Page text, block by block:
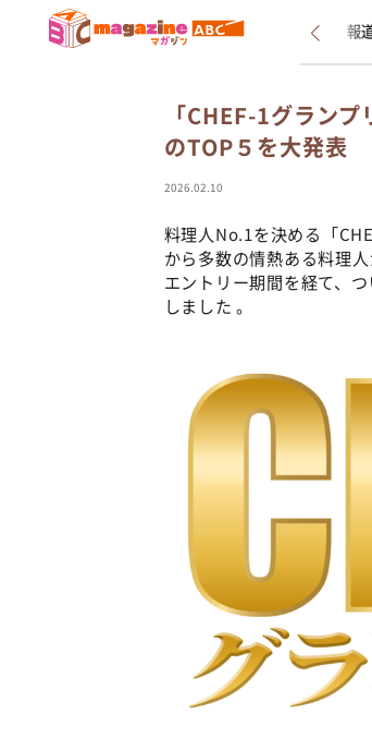
新着 インタビュー 報
「CHEF-1グラン
のTOP５を大発表
2026.02.10
料理人No.1を決める「
から多数の情熱ある料理
エントリー期間を経て、
しました 。